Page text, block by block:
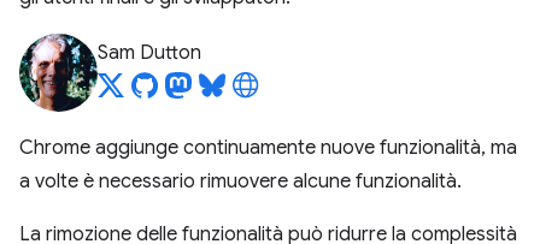
Sam Dutton
Chrome aggiunge continuamente nuove funzionalità, ma
a volte è necessario rimuovere alcune funzionalità.
La rimozione delle funzionalità può ridurre la complessità